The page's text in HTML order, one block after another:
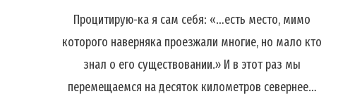
Процитирую-ка я сам себя: «…есть место, мимо
которого наверняка проезжали многие, но мало кто
знал о его существовании.» И в этот раз мы
перемещаемся на десяток километров севернее…